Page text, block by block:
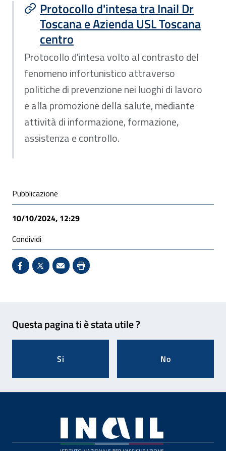
Protocollo d'intesa tra Inail Dr
Toscana e Azienda USL Toscana
centro
Protocollo d'intesa volto al contrasto del
fenomeno infortunistico attraverso
politiche di prevenzione nei luoghi di lavoro
e alla promozione della salute, mediante
attività di informazione, formazione,
assistenza e controllo.
Condivisione social
Pubblicazione
10/10/2024, 12:29
Condividi
Condividi su Facebook - Sito esterno - Apertura in
X - Sito esterno - Apertura in nuova finestra
Invio Mail: apre il programma di posta
Stampa pagina: scelta meno
Questa pagina ti è stata utile ?
Si No